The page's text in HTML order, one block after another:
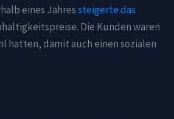
eines Jahressteigerte das
Die Kunden waren
hatten, damit auch einen sozialen